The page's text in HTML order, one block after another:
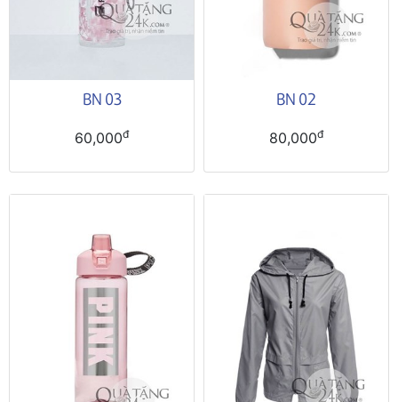
BN 03
60,000đ
BN 02
80,000đ